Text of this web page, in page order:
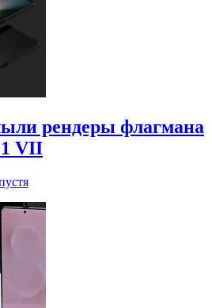
рендеры флагмана
VII